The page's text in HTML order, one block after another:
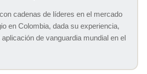
cadenas de líderes en el mercado
en Colombia, dada su experiencia,
de vanguardia mundial en el